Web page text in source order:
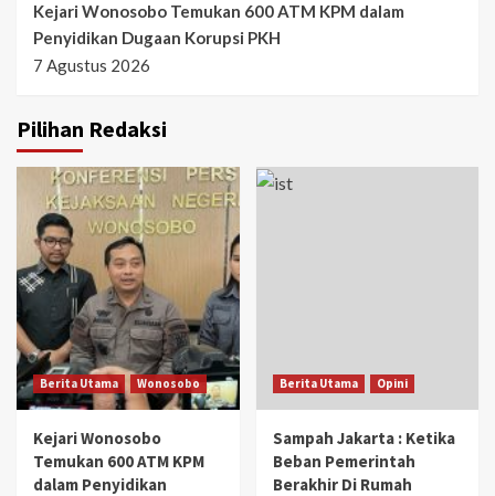
Kejari Wonosobo Temukan 600 ATM KPM dalam
Penyidikan Dugaan Korupsi PKH
7 Agustus 2026
Pilihan Redaksi
Berita Utama Wonosobo
Kejari Wonosobo
Temukan 600 ATM KPM
dalam Penyidikan
Berita Utama Opini
Sampah Jakarta : Ketika
Beban Pemerintah
Berakhir Di Rumah